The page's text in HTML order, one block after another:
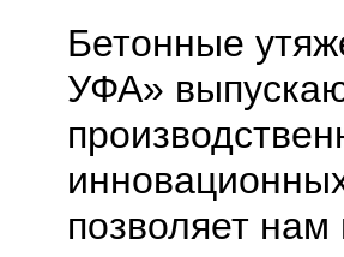
Бетонные
УФА»
позволяет